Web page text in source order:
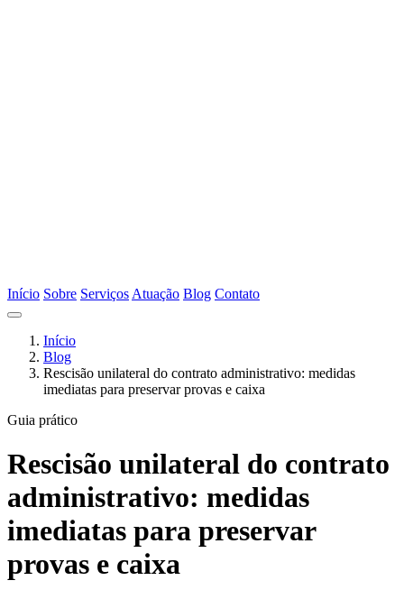
Início Sobre Serviços Atuação Blog Contato
Início
Blog
Rescisão unilateral do contrato administrativo: medidas
imediatas para preservar provas e caixa
Guia prático
Rescisão unilateral do contrato
administrativo: medidas
imediatas para preservar
provas e caixa